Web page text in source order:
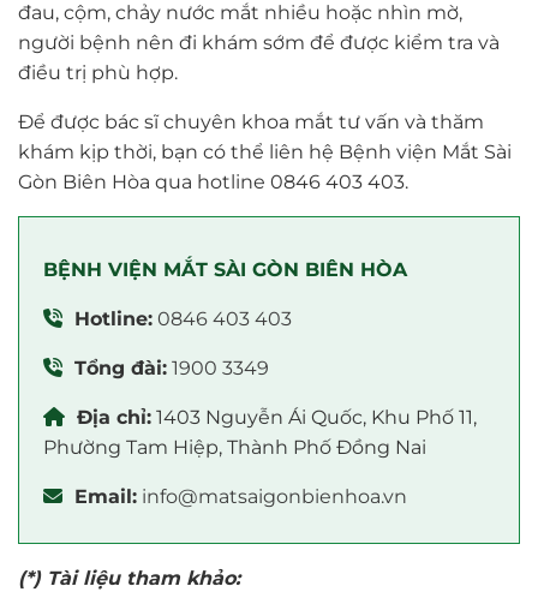
đau, cộm, chảy nước mắt nhiều hoặc nhìn mờ,
người bệnh nên đi khám sớm để được kiểm tra và
điều trị phù hợp.
Để được bác sĩ chuyên khoa mắt tư vấn và thăm
khám kịp thời, bạn có thể liên hệ Bệnh viện Mắt Sài
Gòn Biên Hòa qua hotline 0846 403 403.
BỆNH VIỆN MẮT SÀI GÒN BIÊN HÒA
Hotline: 0846 403 403
Tổng đài: 1900 3349
Địa chỉ: 1403 Nguyễn Ái Quốc, Khu Phố 11,
Phường Tam Hiệp, Thành Phố Đồng Nai
Email: info@matsaigonbienhoa.vn
(*) Tài liệu tham khảo: